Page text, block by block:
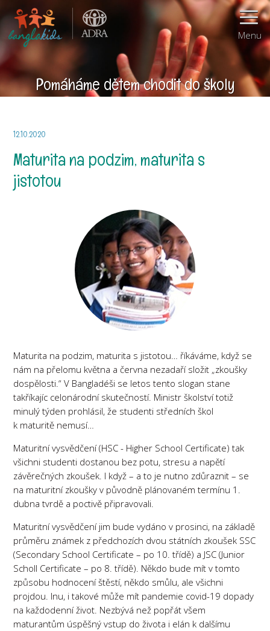
Menu
Pomáháme dětem chodit do školy
12.10.2020
Maturita na podzim, maturita s
jistotou
Maturita na podzim, maturita s jistotou… říkáváme, když se
nám na přelomu května a června nezadaří složit „zkoušky
dospělosti.“ V Bangladéši se letos tento slogan stane
takříkajíc celonárodní skutečností. Ministr školství totiž
minulý týden prohlásil, že studenti středních škol
k maturitě nemusí…
Maturitní vysvědčení (HSC - Higher School Certificate) tak
všichni studenti dostanou bez potu, stresu a napětí
závěrečných zkoušek. I když – a to je nutno zdůraznit – se
na maturitní zkoušky v původně plánovaném termínu 1.
dubna tvrdě a poctivě připravovali.
Maturitní vysvědčení jim bude vydáno v prosinci, na základě
průměru známek z předchozích dvou státních zkoušek SSC
(Secondary School Certificate – po 10. třídě) a JSC (Junior
Scholl Certificate – po 8. třídě). Někdo bude mít v tomto
způsobu hodnocení štěstí, někdo smůlu, ale všichni
projdou. Inu, i takové může mít pandemie covid-19 dopady
na každodenní život. Nezbývá než popřát všem
maturantům úspěšný vstup do života i elán k dalšímu